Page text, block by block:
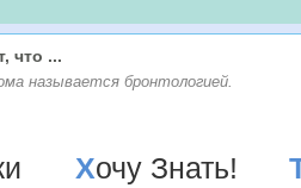
что ...
называется бронтологией.
Хочу Знать!